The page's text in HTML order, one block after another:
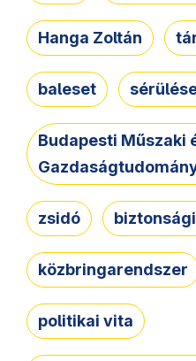
Hanga Zoltán
baleset
Budapesti Műszaki
zsidó
közbringarendszer
politikai vita